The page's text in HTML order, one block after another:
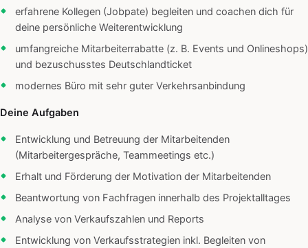
erfahrene Kollegen (Jobpate) begleiten und coachen dich für
deine persönliche Weiterentwicklung
umfangreiche Mitarbeiterrabatte (z. B. Events und Onlineshops)
und bezuschusstes Deutschlandticket
modernes Büro mit sehr guter Verkehrsanbindung
Deine Aufgaben
Entwicklung und Betreuung der Mitarbeitenden
(Mitarbeitergespräche, Teammeetings etc.)
Erhalt und Förderung der Motivation der Mitarbeitenden
Beantwortung von Fachfragen innerhalb des Projektalltages
Analyse von Verkaufszahlen und Reports
Entwicklung von Verkaufsstrategien inkl. Begleiten von